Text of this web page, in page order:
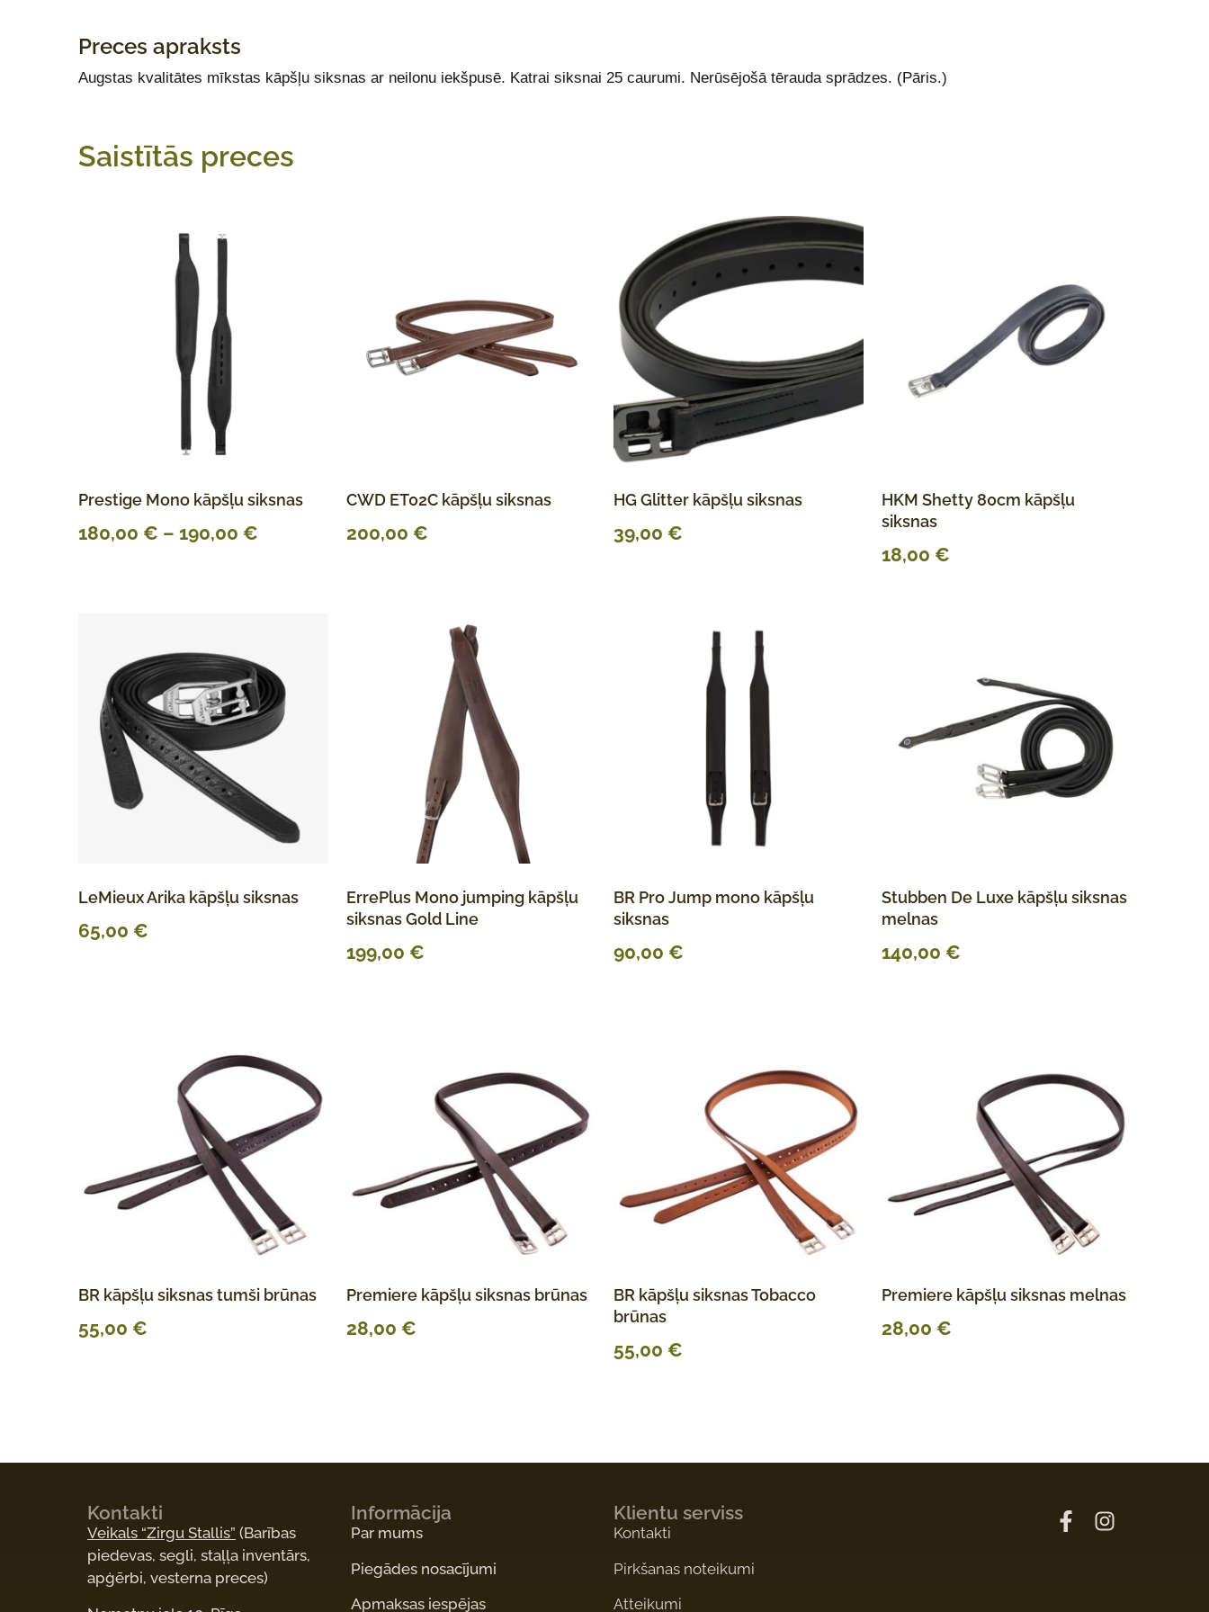
Preces apraksts
Augstas kvalitātes mīkstas kāpšļu siksnas ar neilonu iekšpusē. Katrai siksnai 25 caurumi. Nerūsējošā tērauda sprādzes. (Pāris.)
Saistītās preces
Prestige Mono kāpšļu siksnas
180,00 € – 190,00 €
CWD ET02C kāpšļu siksnas
200,00 €
HG Glitter kāpšļu siksnas
39,00 €
HKM Shetty 80cm kāpšļu
siksnas
18,00 €
LeMieux Arika kāpšļu siksnas
65,00 €
ErrePlus Mono jumping kāpšļu
siksnas Gold Line
199,00 €
BR Pro Jump mono kāpšļu
siksnas
90,00 €
Stubben De Luxe kāpšļu siksnas
melnas
140,00 €
BR kāpšļu siksnas tumši brūnas
55,00 €
Premiere kāpšļu siksnas brūnas
28,00 €
BR kāpšļu siksnas Tobacco
brūnas
55,00 €
Premiere kāpšļu siksnas melnas
28,00 €
Kontakti
Veikals “Zirgu Stallis” (Barības
piedevas, segli, staļļa inventārs,
apģērbi, vesterna preces)
Informācija
Par mums
Piegādes nosacījumi
Apmaksas iespējas
Klientu serviss
Kontakti
Pirkšanas noteikumi
Atteikumi